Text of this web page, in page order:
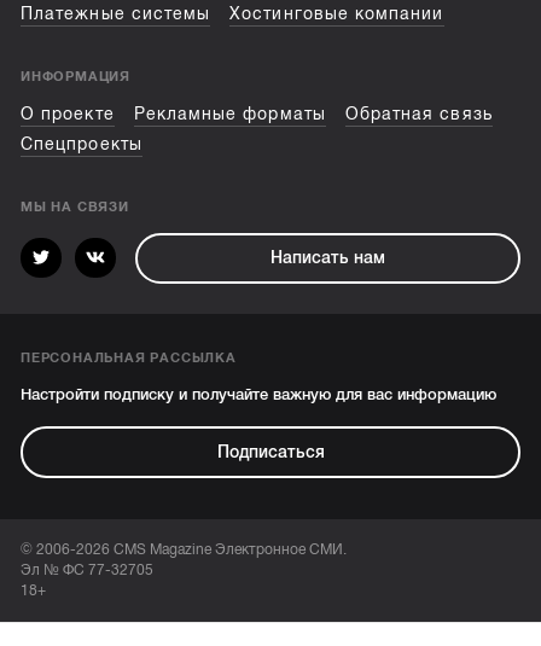
Платежные системы
Хостинговые компании
ИНФОРМАЦИЯ
О проекте Рекламные форматы
Обратная связь
Спецпроекты
МЫ НА СВЯЗИ
Написать нам
ПЕРСОНАЛЬНАЯ РАССЫЛКА
Настройти подписку и получайте важную для вас информацию
Подписаться
© 2006-2026 CMS Magazine Электронное СМИ.
Эл № ФС 77-32705
18+